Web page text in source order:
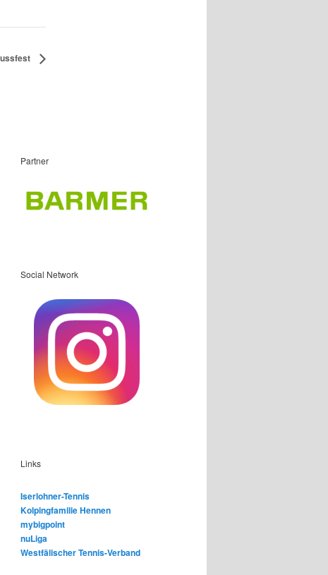
Partner
Social Network
Links
Iserlohner-Tennis
Kolpingfamilie Hennen
mybigpoint
nuLiga
Westfälischer Tennis-Verband